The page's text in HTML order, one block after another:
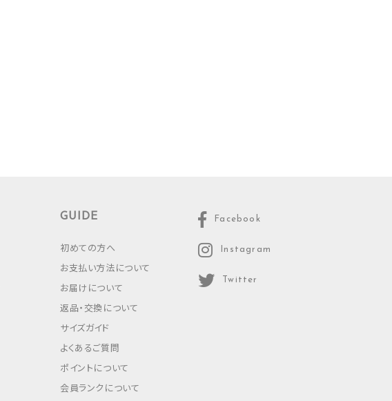
GUIDE
初めての方へ
お支払い方法について
お届けについて
返品・交換について
サイズガイド
よくあるご質問
ポイントについて
会員ランクについて
Facebook
Instagram
Twitter